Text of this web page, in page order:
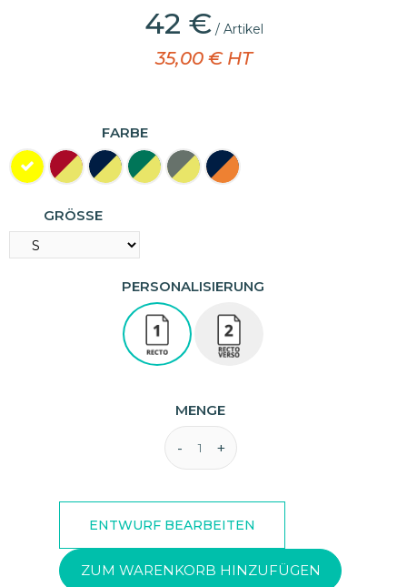
42 €/ Artikel
35,00 € HT
FARBE
GRÖSSE
PERSONALISIERUNG
MENGE
ZUM WARENKORB HINZUFÜGEN